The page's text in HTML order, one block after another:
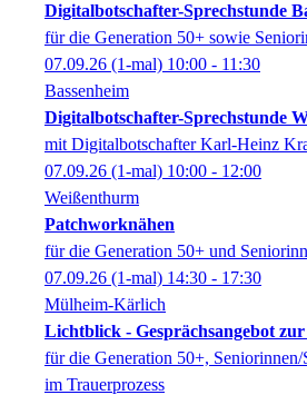
Digitalbotschafter-Sprechstunde
für die Generation 50+ sowie
07.09.26 (1-mal) 10:00 - 11:30
Bassenheim
Digitalbotschafter-Sprechstunde
mit Digitalbotschafter Karl-Heinz
07.09.26 (1-mal) 10:00 - 12:00
Weißenthurm
Patchworknähen
für die Generation 50+ und
07.09.26 (1-mal) 14:30 - 17:30
Mülheim-Kärlich
Lichtblick - Gesprächsangebot
für die Generation 50+,
im Trauerprozess